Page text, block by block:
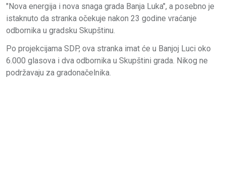
"Nova energija i nova snaga grada Banja Luka", a posebno je
istaknuto da stranka očekuje nakon 23 godine vraćanje
odbornika u gradsku Skupštinu.
Po projekcijama SDP, ova stranka imat će u Banjoj Luci oko
6.000 glasova i dva odbornika u Skupštini grada. Nikog ne
podržavaju za gradonačelnika.